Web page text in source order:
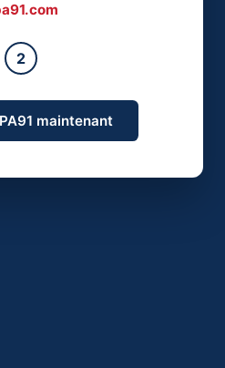
2
maintenant